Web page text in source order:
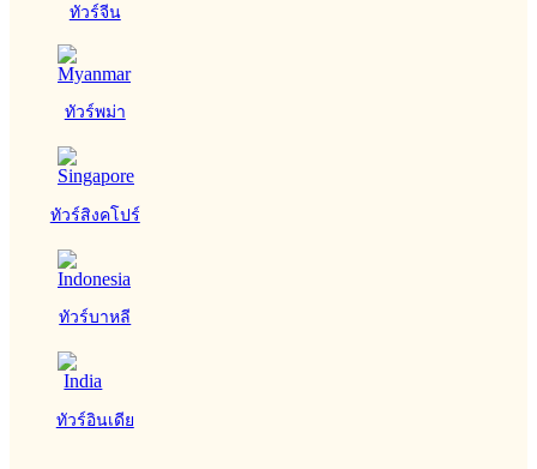
ทัวร์จีน
ทัวร์พม่า
ทัวร์สิงคโปร์
ทัวร์บาหลี
ทัวร์อินเดีย